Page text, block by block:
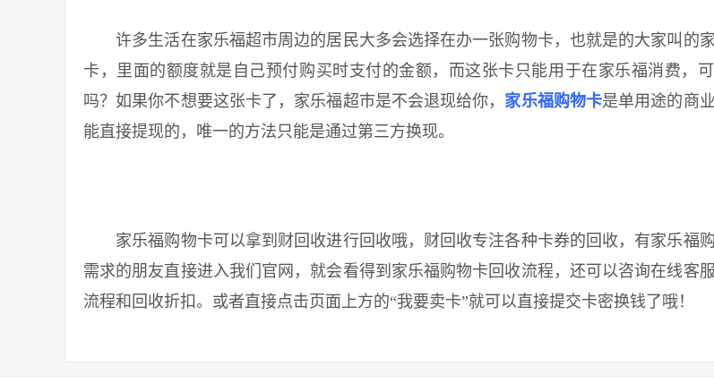
许多生活在家乐福超市周边的居民大多会选择在办一张购物卡，也就是的大家叫的
卡，里面的额度就是自己预付购买时支付的金额，而这张卡只能用于在家乐福消费，
吗？如果你不想要这张卡了，家乐福超市是不会退现给你， 家乐福购物卡是单用途的商
能直接提现的，唯一的方法只能是通过第三方换现。
家乐福购物卡可以拿到财回收进行回收哦，财回收专注各种卡券的回收，有家乐福
需求的朋友直接进入我们官网，就会看得到家乐福购物卡回收流程，还可以咨询在线客
流程和回收折扣。或者直接点击页面上方的“我要卖卡”就可以直接提交卡密换钱了哦！